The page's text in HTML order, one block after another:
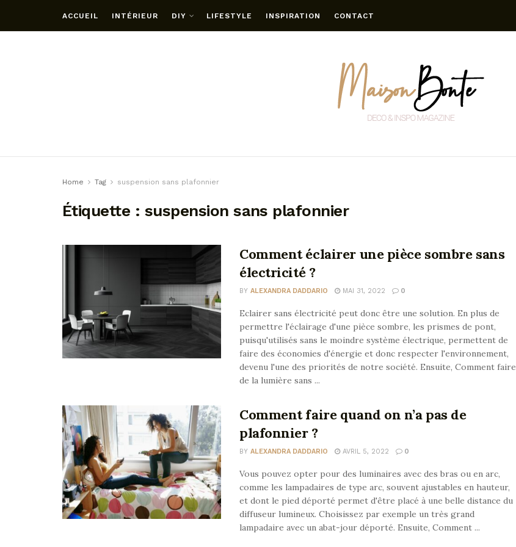
ACCUEIL INTÉRIEUR DIY LIFESTYLE INSPIRATION CONTACT
Home Tag suspension sans plafonnier
Étiquette : suspension sans plafonnier
Comment éclairer une pièce sombre sans
électricité ?
BY ALEXANDRA DADDARIO MAI 31, 2022 0
Eclairer sans électricité peut donc être une solution. En plus de
permettre l'éclairage d'une pièce sombre, les prismes de pont,
puisqu'utilisés sans le moindre système électrique, permettent de
faire des économies d'énergie et donc respecter l'environnement,
devenu l'une des priorités de notre société. Ensuite, Comment faire
de la lumière sans ...
Comment faire quand on n’a pas de
plafonnier ?
BY ALEXANDRA DADDARIO AVRIL 5, 2022 0
Vous pouvez opter pour des luminaires avec des bras ou en arc,
comme les lampadaires de type arc, souvent ajustables en hauteur,
et dont le pied déporté permet d'être placé à une belle distance du
diffuseur lumineux. Choisissez par exemple un très grand
lampadaire avec un abat-jour déporté. Ensuite, Comment ...